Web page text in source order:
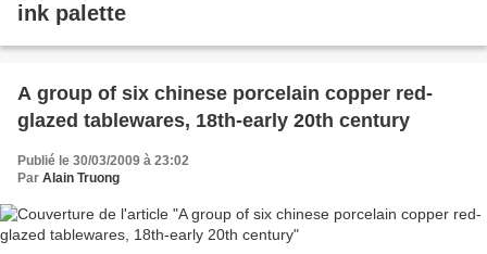
ink palette
A group of six chinese porcelain copper red-
glazed tablewares, 18th-early 20th century
Publié le 30/03/2009 à 23:02
Par Alain Truong